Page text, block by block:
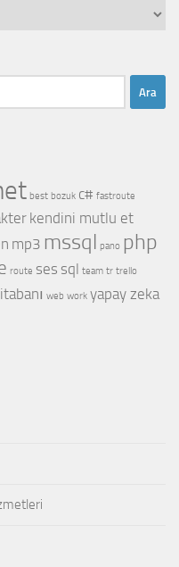
best bozuk c# fastroute
kendini mutlu et
mp3 mssql pano php
route ses sql team tr trello
web work yapay zeka